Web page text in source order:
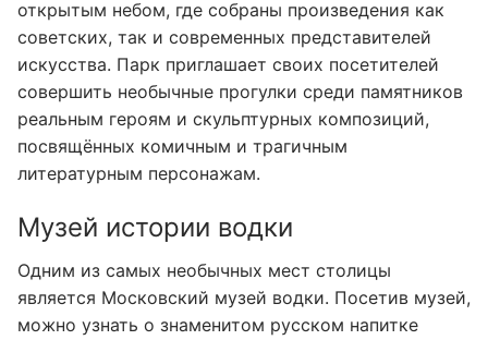
открытым небом, где собраны произведения как
советских, так и современных представителей
искусства. Парк приглашает своих посетителей
совершить необычные прогулки среди памятников
реальным героям и скульптурных композиций,
посвящённых комичным и трагичным
литературным персонажам.
Музей истории водки
Одним из самых необычных мест столицы
является Московский музей водки. Посетив музей,
можно узнать о знаменитом русском напитке